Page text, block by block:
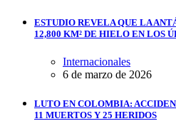
ESTUDIO REVELA QUE LA
12,800 KM² DE HIELO EN LOS
Internacionales
6 de marzo de 2026
LUTO EN COLOMBIA:
11 MUERTOS Y 25 HERIDOS